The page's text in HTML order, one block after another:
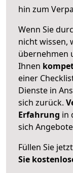
hin zum
Wenn Sie
nicht wissen,
übernehmen
Ihnen
einer
Dienste in
sich zurück.
Erfahrung in
sich
Füllen Sie
Sie